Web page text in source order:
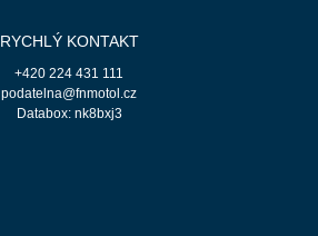
RYCHLÝ KONTAKT
+420 224 431 111
podatelna@fnmotol.cz
Databox: nk8bxj3